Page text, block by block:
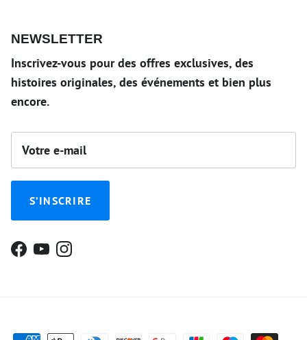
NEWSLETTER
Inscrivez-vous pour des offres exclusives, des
histoires originales, des événements et bien plus
encore.
S’INSCRIRE
Facebook
YouTubeInstagram